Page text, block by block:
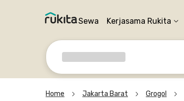
Sewa Kerjasama Rukita
Home Jakarta Barat Grogol